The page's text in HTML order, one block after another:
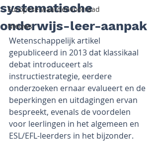
Europese waardenvoorraad
Nieuws
systematische
onderwijs-leer-aanpak
Wetenschappelijk artikel
gepubliceerd in 2013 dat klassikaal
debat introduceert als
instructiestrategie, eerdere
onderzoeken ernaar evalueert en de
beperkingen en uitdagingen ervan
bespreekt, evenals de voordelen
voor leerlingen in het algemeen en
ESL/EFL-leerders in het bijzonder.